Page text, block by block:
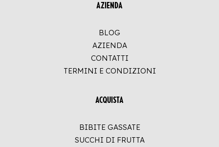
AZIENDA
BLOG
AZIENDA
CONTATTI
TERMINI E CONDIZIONI
ACQUISTA
BIBITE GASSATE
SUCCHI DI FRUTTA